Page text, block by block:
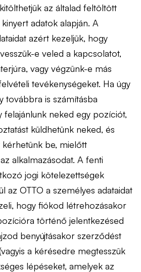
az általad feltöltött
adatok alapján. A
azért kezeljük, hogy
e veled a kapcsolatot,
vagy végzünk-e más
tevékenységeket. Ha úgy
továbbra is számításba
felajánlunk neked egy pozíciót,
küldhetünk neked, és
be, mielőtt
alkalmazásodat. A fenti
jogi kötelezettségek
az OTTO a személyes adataidat
hogy fiókod létrehozásakor
történő jelentkezésed
benyújtásakor szerződést
a kérésedre megtesszük
lépéseket, amelyek az